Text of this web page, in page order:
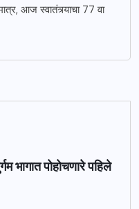
आज स्वातंत्र्याचा 77 वा
भागात पोहोचणारे पहिले